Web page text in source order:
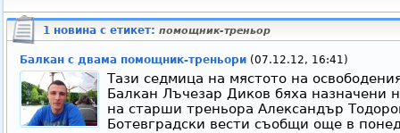
1 новина с етикет: помощник-треньор
Балкан с двама помощник-треньори(07.12.12, 16:41)
Тази седмица на мястото на
Балкан Лъчезар Диков бяха назначени
на старши треньора Александър
Ботевградски вести съобщи още в